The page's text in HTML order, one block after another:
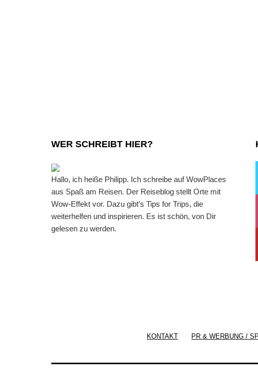
WER SCHREIBT HIER?
Hallo, ich heiße Philipp. Ich schreibe auf WowPlaces
aus Spaß am Reisen. Der Reiseblog stellt Orte mit
Wow-Effekt vor. Dazu gibt’s Tips for Trips, die
weiterhelfen und inspirieren. Es ist schön, von Dir
gelesen zu werden.
KONTAKT PR & WERBUNG /